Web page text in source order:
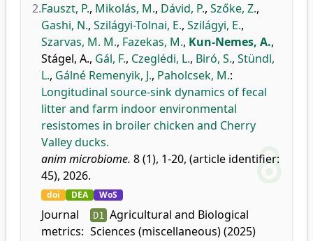
2.Fauszt, P., Mikolás, M., Dávid, P., Szőke, Z.,
Gashi, N., Szilágyi-Tolnai, E., Szilágyi, E.,
Szarvas, M. M., Fazekas, M., Kun-Nemes, A.,
Stágel, A., Gál, F., Czeglédi, L., Biró, S., Stündl,
L., Gálné Remenyik, J., Paholcsek, M.:
Longitudinal source-sink dynamics of fecal
litter and farm indoor environmental
resistomes in broiler chicken and Cherry
Valley ducks.
anim microbiome. 8 (1), 1-20, (article identifier:
45), 2026.
doi DEA WoS
Journal
metrics:
D1 Agricultural and Biological
Sciences (miscellaneous) (2025)